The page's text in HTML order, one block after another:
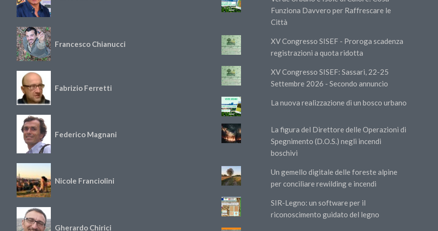
Francesco Chianucci
Fabrizio Ferretti
Federico Magnani
Nicole Franciolini
Gherardo Chirici
Funziona Davvero per Raffrescare le
Città
XV Congresso SISEF - Proroga scadenza
registrazioni a quota ridotta
XV Congresso SISEF: Sassari, 22-25
Settembre 2026 - Secondo annuncio
La nuova realizzazione di un bosco urbano
La figura del Direttore delle Operazioni di
Spegnimento (D.O.S.) negli incendi
boschivi
Un gemello digitale delle foreste alpine
per conciliare rewilding e incendi
SIR-Legno: un software per il
riconoscimento guidato del legno